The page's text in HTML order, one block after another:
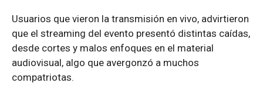
Usuarios que vieron la transmisión en vivo, advirtieron
que el streaming del evento presentó distintas caídas,
desde cortes y malos enfoques en el material
audiovisual, algo que avergonzó a muchos
compatriotas.